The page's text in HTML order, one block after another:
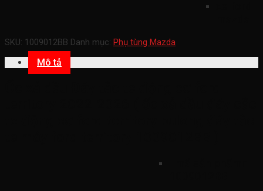
SKU: 1009012BB Danh mục: Phụ tùng Mazda
Mô tả